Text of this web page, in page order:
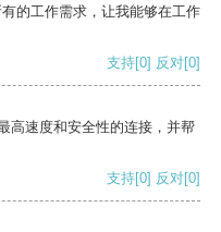
的工作需求，让我能够在工作
支持[0] 反对[0]
高速度和安全性的连接，并帮
支持[0] 反对[0]